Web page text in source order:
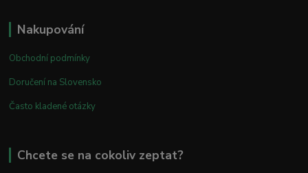
Nakupování
Obchodní podmínky
Doručení na Slovensko
Často kladené otázky
Chcete se na cokoliv zeptat?